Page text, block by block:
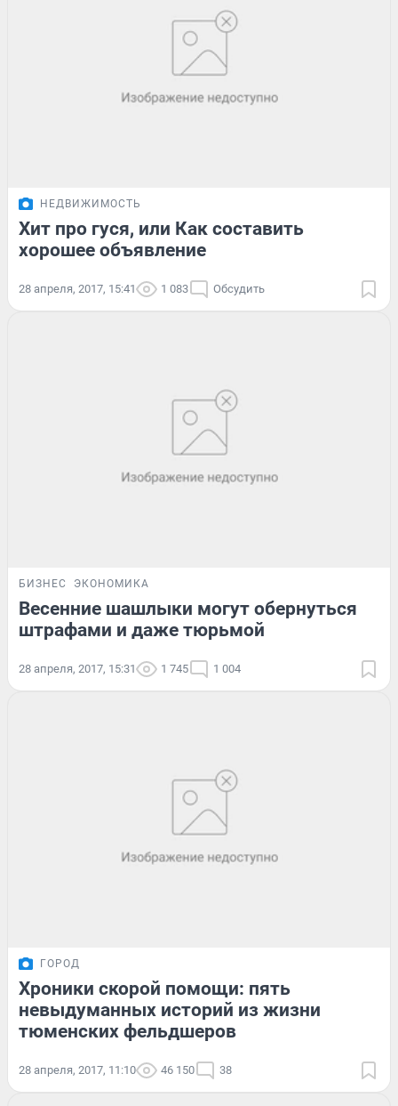
НЕДВИЖИМОСТЬ
Хит про гуся, или Как составить
хорошее объявление
28 апреля, 2017, 15:41 1 083 Обсудить
БИЗНЕС ЭКОНОМИКА
Весенние шашлыки могут обернуться
штрафами и даже тюрьмой
28 апреля, 2017, 15:31 1 745 1 004
ГОРОД
Хроники скорой помощи: пять
невыдуманных историй из жизни
тюменских фельдшеров
28 апреля, 2017, 11:10 46 150 38